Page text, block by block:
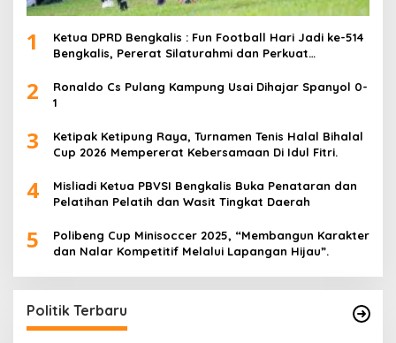
1
Ketua DPRD Bengkalis : Fun Football Hari Jadi ke-514
Bengkalis, Pererat Silaturahmi dan Perkuat
2
Ronaldo Cs Pulang Kampung Usai Dihajar Spanyol 0-
1
3
Ketipak Ketipung Raya, Turnamen Tenis Halal Bihalal
Cup 2026 Mempererat Kebersamaan Di Idul Fitri.
4
Misliadi Ketua PBVSI Bengkalis Buka Penataran dan
Pelatihan Pelatih dan Wasit Tingkat Daerah
5
Polibeng Cup Minisoccer 2025, “Membangun Karakter
dan Nalar Kompetitif Melalui Lapangan Hijau”.
Politik Terbaru